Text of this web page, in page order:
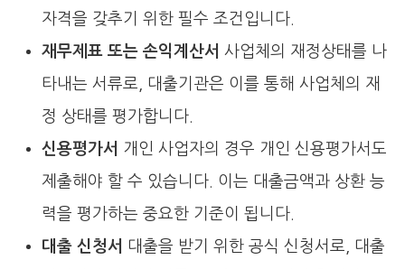
자격을 갖추기 위한 필수 조건입니다.
재무제표 또는 손익계산서 사업체의 재정상태를 나
타내는 서류로, 대출기관은 이를 통해 사업체의 재
정 상태를 평가합니다.
신용평가서 개인 사업자의 경우 개인 신용평가서도
제출해야 할 수 있습니다. 이는 대출금액과 상환 능
력을 평가하는 중요한 기준이 됩니다.
대출 신청서 대출을 받기 위한 공식 신청서로, 대출